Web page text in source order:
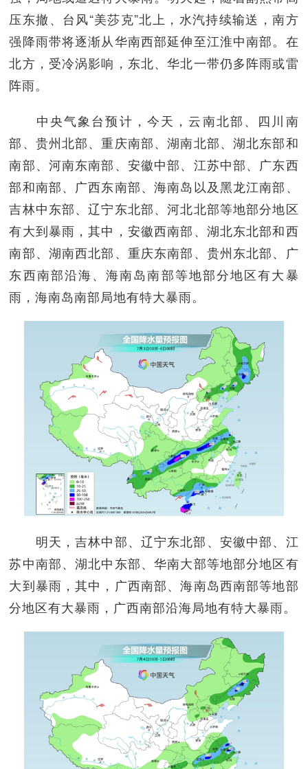
压东撤、台风“美莎克”北上，水汽持续输送，南方
强降雨带将逐渐从华南西部延伸至江淮中南部。在
北方，受冷涡影响，东北、华北一带仍多阵雨或雷
阵雨。
中央气象台预计，今天，云南北部、四川南
部、贵州北部、重庆南部、湖南北部、湖北东部和
南部、河南东南部、安徽中部、江苏中部、广东西
部和南部、广西东南部、海南岛以及黑龙江南部、
吉林中东部、辽宁东北部、河北北部等地部分地区
有大到暴雨，其中，安徽西南部、湖北东北部和西
南部、湖南西北部、重庆东南部、贵州东北部、广
东西南部沿海、海南岛南部等地部分地区有大暴
雨，海南岛南部局地有特大暴雨。
明天，吉林中部、辽宁东北部、安徽中部、江
苏中南部、湖北中东部、华南大部等地部分地区有
大到暴雨，其中，广西南部、海南岛西南部等地部
分地区有大暴雨，广西南部沿海局地有特大暴雨。